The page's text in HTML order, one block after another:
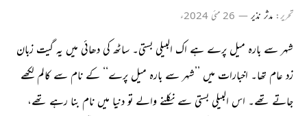
تحریر: مدثر نذیر 26 مئی 2024ء
شہر سے بارہ میل پرے ہے اک البیلی بستی۔ ساٹھ کی دھائی میں یہ گیت زبان
زد عام تھا۔ اخبارات میں ’’شہر سے بارہ میل پرے‘‘ کے نام سے کالم لکھے
جاتے تھے۔ اس البیلی بستی سے نکلنے والے تو دنیا میں نام بنا رہے تھے،